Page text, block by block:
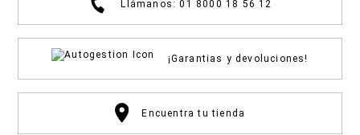
Llámanos: 01 8000 18 56 12
¡Garantias y devoluciones!
Encuentra tu tienda